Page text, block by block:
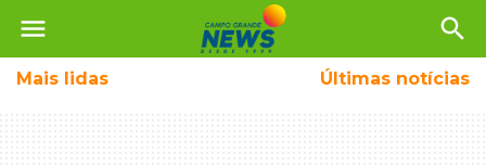
menu search
Mais lidas Últimas notícias